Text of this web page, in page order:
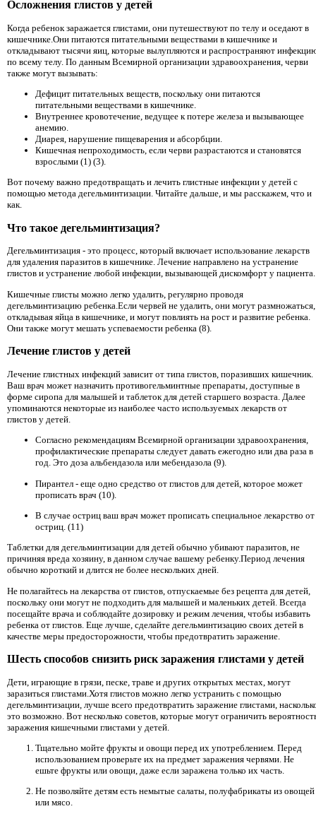
Осложнения глистов у детей
Когда ребенок заражается глистами, они путешествуют по телу и оседают в
кишечнике.Они питаются питательными веществами в кишечнике и
откладывают тысячи яиц, которые вылупляются и распространяют
по всему телу. По данным Всемирной организации здравоохранения, черви
также могут вызывать:
Дефицит питательных веществ, поскольку они питаются
питательными веществами в кишечнике.
Внутреннее кровотечение, ведущее к потере железа и вызывающее
анемию.
Диарея, нарушение пищеварения и абсорбции.
Кишечная непроходимость, если черви разрастаются и становятся
взрослыми (1) (3).
Вот почему важно предотвращать и лечить глистные инфекции у детей с
помощью метода дегельминтизации. Читайте дальше, и мы расскажем, что и
как.
Что такое дегельминтизация?
Дегельминтизация - это процесс, который включает использование лекарств
для удаления паразитов в кишечнике. Лечение направлено на устранение
глистов и устранение любой инфекции, вызывающей дискомфорт у пациента.
Кишечные глисты можно легко удалить, регулярно проводя
дегельминтизацию ребенка.Если червей не удалить, они могут размножаться,
откладывая яйца в кишечнике, и могут повлиять на рост и развитие ребенка.
Они также могут мешать успеваемости ребенка (8).
Лечение глистов у детей
Лечение глистных инфекций зависит от типа глистов, поразивших кишечник.
Ваш врач может назначить противогельминтные препараты, доступные в
форме сиропа для малышей и таблеток для детей старшего возраста. Далее
упоминаются некоторые из наиболее часто используемых лекарств от
глистов у детей.
Согласно рекомендациям Всемирной организации здравоохранения,
профилактические препараты следует давать ежегодно или два раза в
год. Это доза альбендазола или мебендазола (9).
Пирантел - еще одно средство от глистов для детей, которое может
прописать врач (10).
В случае остриц ваш врач может прописать специальное лекарство от
остриц. (11)
Таблетки для дегельминтизации для детей обычно убивают паразитов, не
причиняя вреда хозяину, в данном случае вашему ребенку.Период лечения
обычно короткий и длится не более нескольких дней.
Не полагайтесь на лекарства от глистов, отпускаемые без рецепта для детей,
поскольку они могут не подходить для малышей и маленьких детей. Всегда
посещайте врача и соблюдайте дозировку и режим лечения, чтобы избавить
ребенка от глистов. Еще лучше, сделайте дегельминтизацию своих детей в
качестве меры предосторожности, чтобы предотвратить заражение.
Шесть способов снизить риск заражения глистами у детей
Дети, играющие в грязи, песке, траве и других открытых местах, могут
заразиться глистами.Хотя глистов можно легко устранить с помощью
дегельминтизации, лучше всего предотвратить заражение глистами,
это возможно. Вот несколько советов, которые могут ограничить
заражения кишечными глистами у детей.
Тщательно мойте фрукты и овощи перед их употреблением. Перед
использованием проверьте их на предмет заражения червями. Не
ешьте фрукты или овощи, даже если заражена только их часть.
Не позволяйте детям есть немытые салаты, полуфабрикаты из овощей
или мясо.